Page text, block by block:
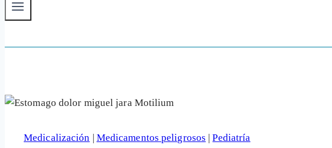
Medicalización | Medicamentos peligrosos |Pediatría